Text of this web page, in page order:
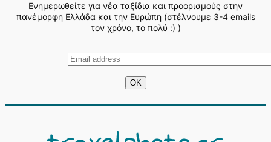
Ενημερωθείτε για νέα ταξίδια και προορισμούς στην
πανέμορφη Ελλάδα και την Ευρώπη (στέλνουμε 3-4 emails
τον χρόνο, το πολύ :) )